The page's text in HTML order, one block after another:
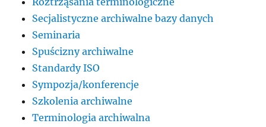
Secjalistyczne archiwalne bazy danych
Seminaria
Spuścizny archiwalne
Standardy ISO
Sympozja/konferencje
Szkolenia archiwalne
Terminologia archiwalna